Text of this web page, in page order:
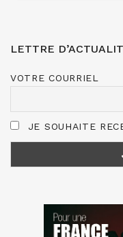
LETTRE
VOTRE COURRIEL
JE SOUHAITE